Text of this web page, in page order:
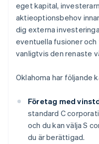
eget kapital,
aktieoptionsbehov
dig externa
eventuella fusioner
vanligtvis den renaste
Oklahoma har följande
Företag med
standard C
och du kan välja S
du är berättigad.